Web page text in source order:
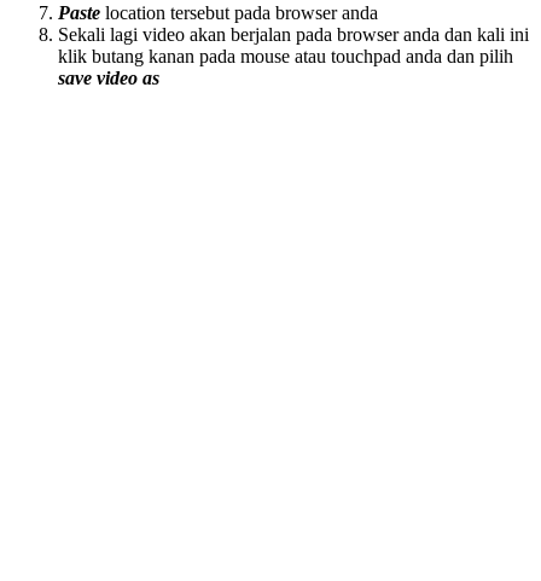
Paste location tersebut pada browser anda
Sekali lagi video akan berjalan pada browser anda dan kali ini
klik butang kanan pada mouse atau touchpad anda dan pilih
save video as